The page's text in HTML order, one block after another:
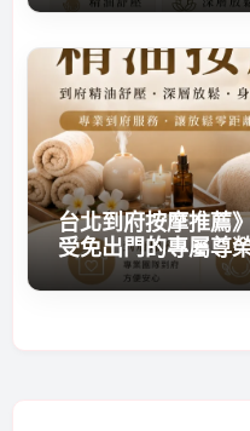
台北到府按摩推薦
受免出門的專屬尊